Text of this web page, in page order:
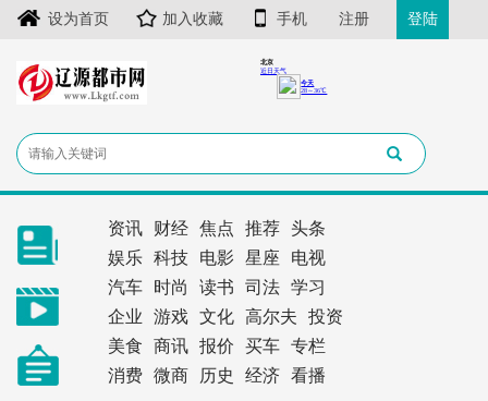
设为首页 加入收藏 手机 注册 登陆
资讯 财经 焦点 推荐
头条
娱乐
科技 电影 星座
电视
汽车
时尚 读书 司法
学习
企业
游戏 文化 高尔夫
投资
美食
商讯 报价 买车
专栏
消费
微商 历史 经济 看播